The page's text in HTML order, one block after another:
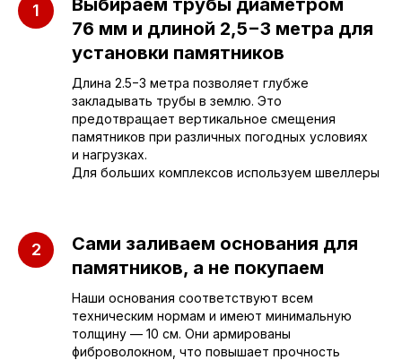
Выбираем трубы диаметром
76 мм и длиной 2,5−3 метра для
установки памятников
Длина 2.5−3 метра позволяет глубже
закладывать трубы в землю. Это
предотвращает вертикальное смещения
памятников при различных погодных условиях
и нагрузках.
Для больших комплексов используем швеллеры
Сами заливаем основания для
памятников, а не покупаем
Наши основания соответствуют всем
техническим нормам и имеют минимальную
толщину — 10 см. Они армированы
фиброволокном, что повышает прочность
Приезжайте к нам
в офис
Отдел продаж
г. Саратов, улица имени Е.И.
Пугачёва, 156
г. Энгельс, Весёлая ул., 114
+7 (953) 637-24-55
Руководитель мастерской